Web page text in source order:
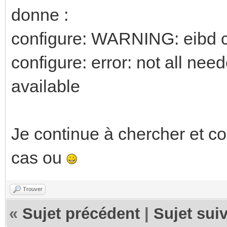
donne :
configure: WARNING: eibd
configure: error: not all
available
Je continue à chercher et
cas ou
Trouver
« Sujet précédent Sujet